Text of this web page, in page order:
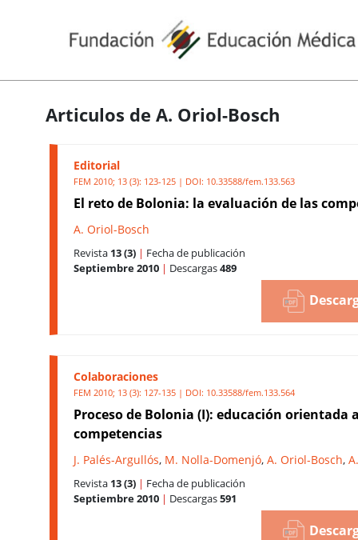
Articulos de A. Oriol-Bosch
Editorial
FEM 2010; 13 (3): 123-125 | DOI: 10.33588/fem.133.563
El reto de Bolonia: la evaluación de las
A. Oriol-Bosch
Revista 13 (3) | Fecha de publicación
Septiembre 2010 | Descargas489
Colaboraciones
FEM 2010; 13 (3): 127-135 | DOI: 10.33588/fem.133.564
Proceso de Bolonia (I): educación orientada
competencias
J. Palés-Argullós, M. Nolla-Domenjó, A. Oriol-Bosch,
Revista 13 (3) | Fecha de publicación
Septiembre 2010 | Descargas591